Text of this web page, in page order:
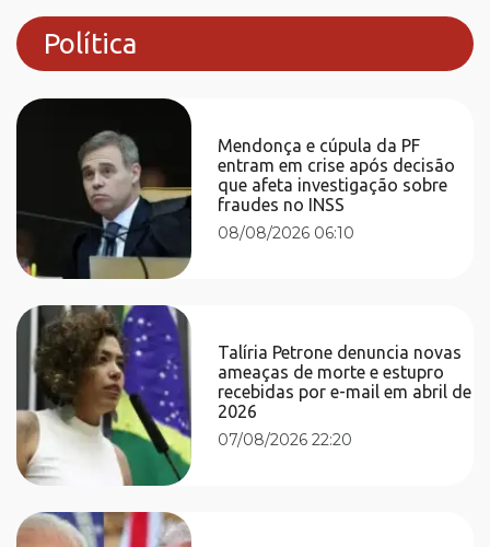
Política
Mendonça e cúpula da PF
entram em crise após decisão
que afeta investigação sobre
fraudes no INSS
08/08/2026 06:10
Talíria Petrone denuncia novas
ameaças de morte e estupro
recebidas por e-mail em abril de
2026
07/08/2026 22:20